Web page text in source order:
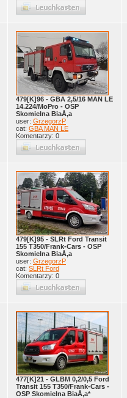
479[K]96 - GBA 2,5/16 MAN LE
14.224/MoPro - OSP
Skomielna BiaÅ‚a
user: GrzegorzP
cat: GBA MAN LE
Komentarzy: 0
479[K]95 - SLRt Ford Transit
155 T350/Frank-Cars - OSP
Skomielna BiaÅ‚a
user: GrzegorzP
cat: SLRt Ford
Komentarzy: 0
477[K]21 - GLBM 0,2/0,5 Ford
Transit 155 T350/Frank-Cars -
OSP Skomielna BiaÅ‚a*